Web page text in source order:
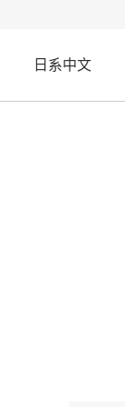
日系中文